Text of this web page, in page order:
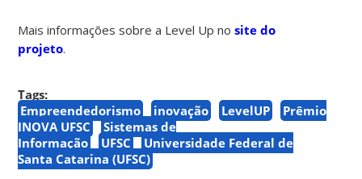
Mais informações sobre a Level Up nosite do
projeto.
Tags:
Empreendedorismo
inovação LevelUP
Prêmio
INOVA UFSC
Sistemas de
Informação
UFSC
Universidade Federal de
Santa Catarina (UFSC)